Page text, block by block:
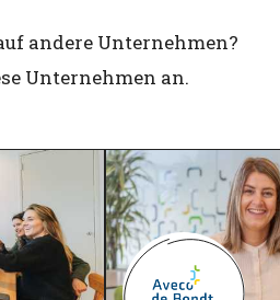
andere Unternehmen?
Unternehmen an.